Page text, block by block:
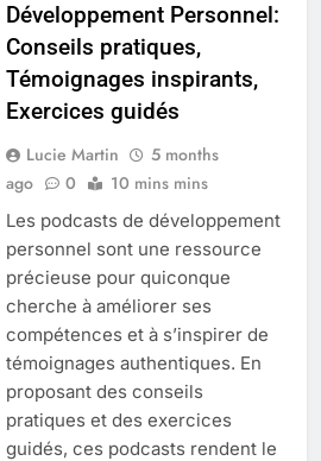
Développement Personnel:
Conseils pratiques,
Témoignages inspirants,
Exercices guidés
Lucie Martin
5 months
ago
0 10 mins mins
Les podcasts de développement
personnel sont une ressource
précieuse pour quiconque
cherche à améliorer ses
compétences et à s’inspirer de
témoignages authentiques. En
proposant des conseils
pratiques et des exercices
guidés, ces podcasts rendent le